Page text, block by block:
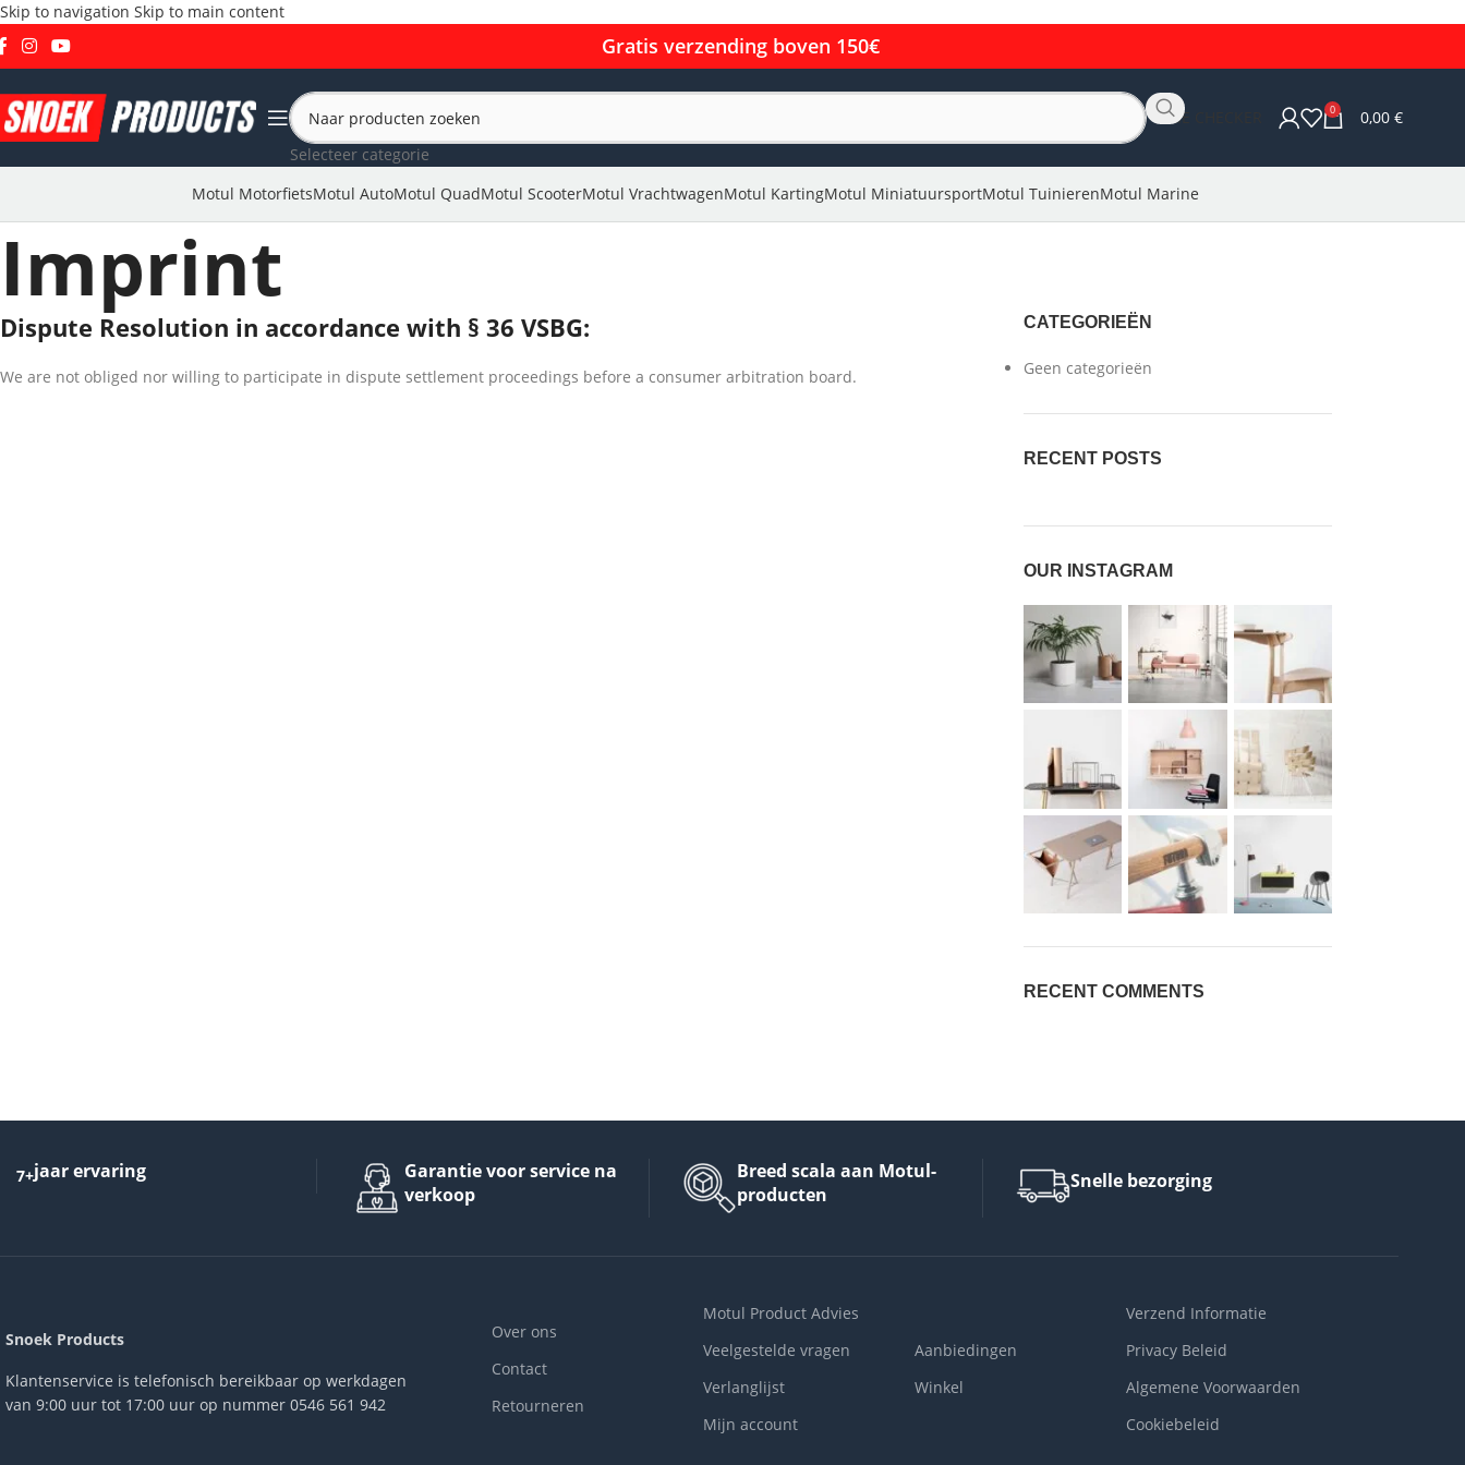
Skip to navigation Skip to main content
Gratis verzending boven 150€
Selecteer categorie
OLIE CHECKER 0 0,00 €
Motul MotorfietsMotul AutoMotul QuadMotul ScooterMotul VrachtwagenMotul KartingMotul MiniatuursportMotul TuinierenMotul Marine
Imprint
Dispute Resolution in accordance with § 36 VSBG:
We are not obliged nor willing to participate in dispute settlement proceedings before a consumer arbitration board.
CATEGORIEËN
Geen categorieën
RECENT POSTS
OUR INSTAGRAM
RECENT COMMENTS
7+jaar ervaring
Garantie voor service na
verkoop
Breed scala aan Motul-
producten
Snelle bezorging
Snoek Products
Klantenservice is telefonisch bereikbaar op werkdagen
van 9:00 uur tot 17:00 uur op nummer 0546 561 942
Over ons
Contact
Retourneren
Motul Product Advies
Veelgestelde vragen
Verlanglijst
Mijn account
Aanbiedingen
Winkel
Verzend Informatie
Privacy Beleid
Algemene Voorwaarden
Cookiebeleid